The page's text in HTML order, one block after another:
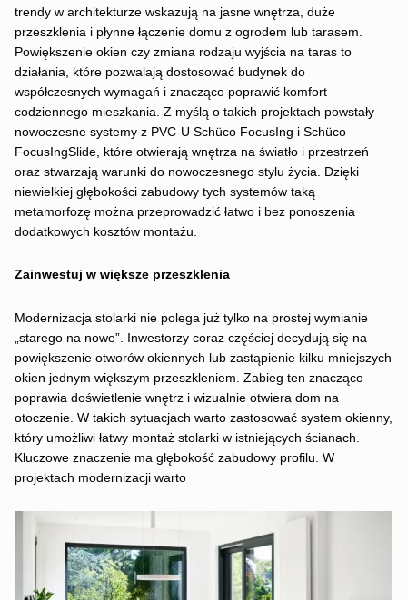
trendy w architekturze wskazują na jasne wnętrza, duże
przeszklenia i płynne łączenie domu z ogrodem lub tarasem.
Powiększenie okien czy zmiana rodzaju wyjścia na taras to
działania, które pozwalają dostosować budynek do
współczesnych wymagań i znacząco poprawić komfort
codziennego mieszkania. Z myślą o takich projektach powstały
nowoczesne systemy z PVC-U Schüco FocusIng i Schüco
FocusIngSlide, które otwierają wnętrza na światło i przestrzeń
oraz stwarzają warunki do nowoczesnego stylu życia. Dzięki
niewielkiej głębokości zabudowy tych systemów taką
metamorfozę można przeprowadzić łatwo i bez ponoszenia
dodatkowych kosztów montażu.
Zainwestuj w większe przeszklenia
Modernizacja stolarki nie polega już tylko na prostej wymianie
„starego na nowe”. Inwestorzy coraz częściej decydują się na
powiększenie otworów okiennych lub zastąpienie kilku mniejszych
okien jednym większym przeszkleniem. Zabieg ten znacząco
poprawia doświetlenie wnętrz i wizualnie otwiera dom na
otoczenie. W takich sytuacjach warto zastosować system okienny,
który umożliwi łatwy montaż stolarki w istniejących ścianach.
Kluczowe znaczenie ma głębokość zabudowy profilu. W
projektach modernizacji warto